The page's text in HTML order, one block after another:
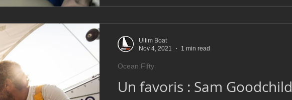
Un favoris : Sam Goodchild
Ocean Fifty
Ultim Boat
Nov 4, 2021
1 min read